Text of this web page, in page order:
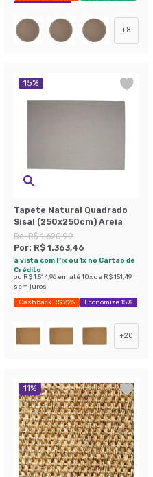
Economize 15%
+8
15%
Tapete Natural Quadrado
Sisal (250x250cm) Areia
De:R$ 1.620,99
Por: R$ 1.363,46
à vista com Pix ou 1x no Cartão de
Crédito
ou R$ 1.514,96 em até10x de R$ 151,49
sem juros
Cashback R$ 225 Economize 15%
+20
11%